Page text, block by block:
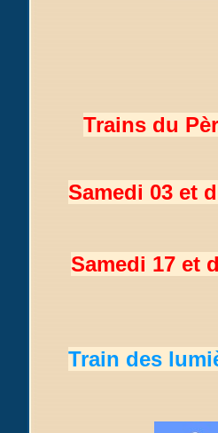
Trains du
Samedi 03 et
Samedi 17 et
Train des